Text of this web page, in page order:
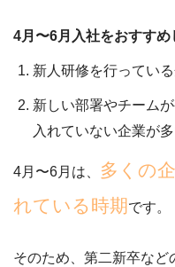
4月〜6月入社をおすすめ
新人研修を行ってい
新しい部署やチーム
入れていない企業が
4月〜6月は、
多くの
れている時期です。
そのため、第二新卒など